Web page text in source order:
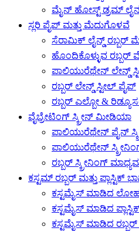
ಮೈನ್ ಹೋಸ್ಟ್ ಡ್ರಮ್
ಸ್ಲರಿ ಪೈಪ್ ಮತ್ತು ಮೆದುಗೊಳವೆ
ಸೆರಾಮಿಕ್ ಲೈನ್ಡ್ ರಬ್ಬರ್
ಹೊಂದಿಕೊಳ್ಳುವ ರಬ್ಬರ್
ಪಾಲಿಯುರೆಥೇನ್ ಲೇನ್ಡ್
ರಬ್ಬರ್ ಲೇನ್ಡ್ ಸ್ಟೀಲ್ ಪೈಪ್
ರಬ್ಬರ್ ಎಲ್ಬೋ &
ವೈಬ್ರೇಟಿಂಗ್ ಸ್ಕ್ರೀನ್ ಮೀಡಿಯಾ
ಪಾಲಿಯುರೆಥೇನ್ ಫೈನ್
ಪಾಲಿಯುರೆಥೇನ್
ರಬ್ಬರ್ ಸ್ಕ್ರೀನಿಂಗ್
ಕಸ್ಟಮ್ ರಬ್ಬರ್ ಮತ್ತು ಪ್ಲಾಸ್ಟಿಕ್
ಕಸ್ಟಮೈಸ್ ಮಾಡಿದ
ಕಸ್ಟಮೈಸ್ ಮಾಡಿದ
ಕಸ್ಟಮೈಸ್ ಮಾಡಿದ ರಬ್ಬರ್